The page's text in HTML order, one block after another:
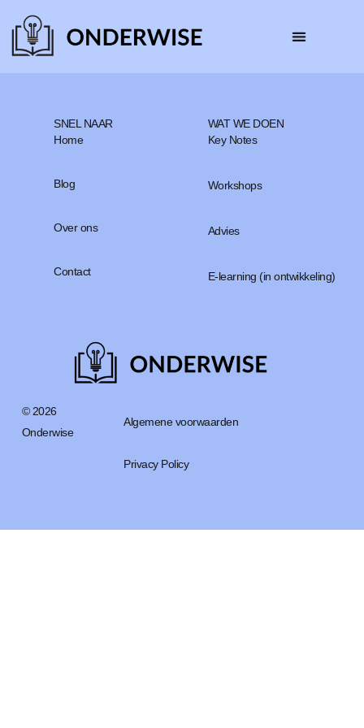
© 2026
Onderwise
Algemene voorwaarden
Privacy Policy
SNEL NAAR
Home
Blog
Over ons
Contact
WAT WE DOEN
Key Notes
Workshops
Advies
E-learning (in ontwikkeling)